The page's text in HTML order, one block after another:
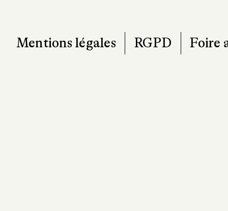
Mentions légales RGPD Foire